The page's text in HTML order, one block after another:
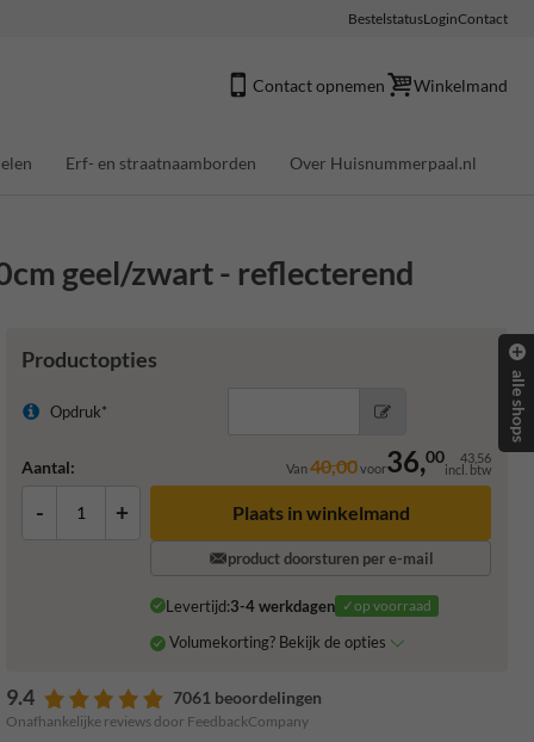
BestelstatusLoginContact
Contact opnemen Winkelmand
Erf- en straatnaamborden Over Huisnummerpaal.nl
geel/zwart - reflecterend
Productopties
Opdruk*
Aantal: Van40,00voor36,00 43,56
incl. btw
- + Plaats in winkelmand
product doorsturen per e-mail
Levertijd:3-4 werkdagen ✓op voorraad
Volumekorting? Bekijk de opties
9.4 7061 beoordelingen
Onafhankelijke reviews door FeedbackCompany
alle shops